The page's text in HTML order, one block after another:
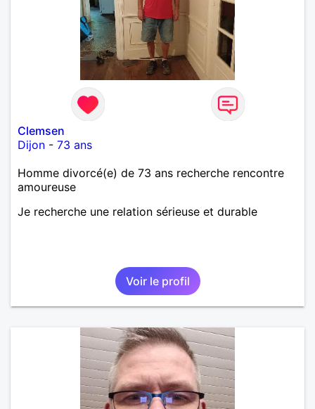
Clemsen
Dijon - 73 ans
Homme divorcé(e) de 73 ans recherche rencontre
amoureuse
Je recherche une relation sérieuse et durable
Voir le profil